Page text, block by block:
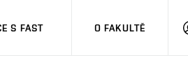
S FAST O FAKULTĚ